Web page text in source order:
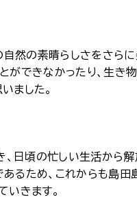
然の素晴らしさをさら
ができなかったり、生き
ました。
日頃の忙しい生活から
るため、これからも島
いきます。